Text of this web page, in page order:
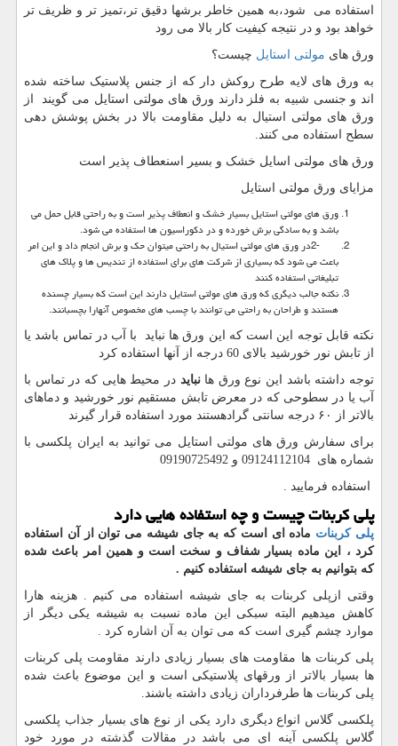
استفاده می شود،به همین خاطر برشها دقیق تر،تمیز تر و ظریف تر
خواهد بود و در نتیجه کیفیت کار بالا می رود
ورق های مولتی استایل چیست؟
به ورق های لایه طرح روکش دار که از جنس پلاستیک ساخته شده
اند و جنسی شبیه به فلز دارند ورق های مولتی استایل می گویند از
ورق های مولتی استیال به دلیل مقاومت بالا در بخش پوشش دهی
سطح استفاده می کنند.
ورق های مولتی اسایل خشک و بسیر اسنعطاف پذیر است
مزایای ورق مولتی استایل
ورق های مولتی استایل بسیار خشک و انعطاف پذیر است و به راحتی قابل حمل می
باشد و به سادگی برش خورده و در دکوراسیون ها استفاده می شود.
2-در ورق های مولتی استیال به راحتی میتوان حک و برش انجام داد و این امر
باعث می شود که بسیاری از شرکت های برای استفاده از تندیس ها و پلاک های
تبلیغاتی استفاده کنند
نکته جالب دیگری که ورق های مولتی استایل دارند این است که بسیار چسنده
هستند و طراحان به راحتی می توانند با چسب های مخصوص آنهارا بچسبانند.
نکته قابل توجه این است که این ورق ها نباید با آب در تماس باشد یا
از تابش نور خورشید بالای 60 درجه از آنها استفاده کرد
توجه داشته باشد این نوع ورق هانباید در محیط هایی که در تماس با
آب یا در سطوحی که در معرض تابش مستقیم نور خورشید و دماهای
بالاتر از ۶۰ درجه سانتی گرادهستند مورد استفاده قرار گیرند
برای سفارش ورق های مولتی استایل می توانید به ایران پلکسی با
شماره های 09124112104 و 09190725492
استفاده فرمایید
پلی کربنات چیست و چه استفاده هایی دارد
پلی کربنات ماده ای است که به جای شیشه می توان از آن استفاده
کرد ، این ماده بسیار شفاف و سخت است و همین امر باعث شده
که بتوانیم به جای شیشه استفاده کنیم .
وقتی ازپلی کربنات به جای شیشه استفاده می کنیم . هزینه هارا
کاهش میدهیم البته سبکی این ماده نسبت به شیشه یکی دیگر از
موارد چشم گیری است که می توان به آن اشاره کرد
پلی کربنات ها مقاومت های بسیار زیادی دارند مقاومت پلی کربنات
ها بسیار بالاتر از ورقهای پلاستیکی است و این موضوع باعث شده
پلی کربنات ها طرفرداران زیادی داشته باشند.
پلکسی گلاس انواع دیگری دارد یکی از نوع های بسیار جذاب پلکسی
گلاس پلکسی آینه ای می باشد در مقالات گذشته در مورد خود